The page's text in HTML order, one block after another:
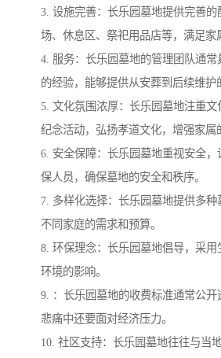
3. 设施完善：长乐园墓地提供完善
场、休息区、祭祀用品店等，满足家
4. 服务：长乐园墓地的管理团队通
的经验，能够提供从安葬到后续维护
5. 文化氛围浓厚：长乐园墓地注重
纪念活动，弘扬孝道文化，增强家属
6. 安全保障：长乐园墓地重视安全
保人员，确保墓地的安全和秩序。
7. 多样化选择：长乐园墓地提供多种
不同家庭的需求和预算。
8. 环保理念：长乐园墓地倡导，采
环境的影响。
9. ：长乐园墓地的收费标准通常公
悲痛中还要面对经济压力。
10. 社区支持：长乐园墓地往往与当